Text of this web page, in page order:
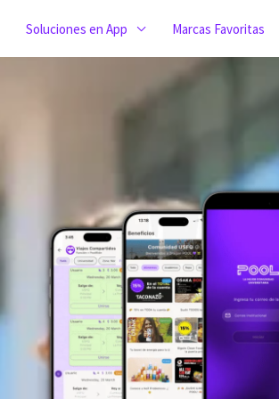
Soluciones en App Marcas Favoritas